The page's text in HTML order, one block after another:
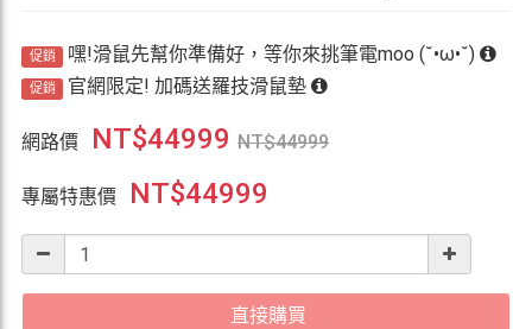
促銷 嘿!滑鼠先幫你準備好，等你來挑筆電moo (˘•ω•˘)
促銷 官網限定! 加碼送羅技滑鼠墊
網路價 NT$44999 NT$44999
專屬特惠價 NT$44999
直接購買